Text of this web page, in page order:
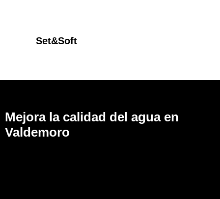
Set&Soft
Mejora la calidad del agua en
Valdemoro